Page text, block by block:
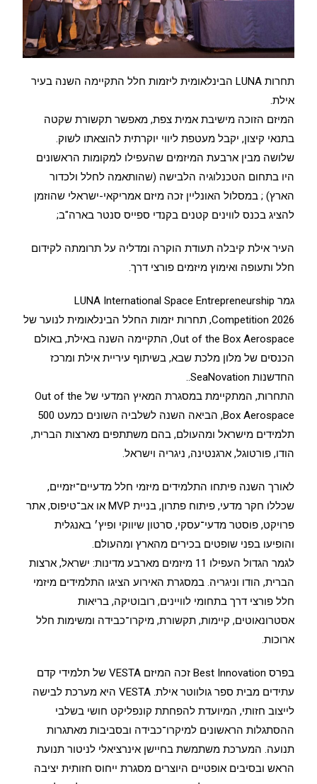
תחרות LUNA הבינלאומית ליזמות חלל התקיימה השנה בעיר
אילת.
המיזם הזוכה מישיבת אמית צפת, מאפשר תקשורת שקטה
בתנאי קיצון, יקבל מעטפת ליווי יוקרתית להוצאתו לשוק.
שלושה מבין ארבעת המיזמים שהעפילו למקומות הראשונים
היו בתחום הטכנלוגיה הלבישה (שהותאמה לחלל ולכדור
הארץ) ; במסלול האונליין זכה מיזם אמריקאי-ישראלי שהוזמן
להציג בכנס לווינים קטנים בקנדי ספייס סנטר בארה"ב;
העיר אילת קיבלה תעודת הוקרה ומדליה על תרומתה לקידום
חלל ותעופה ואימוץ מיזמים פורצי דרך.
גמר LUNA International Space Entrepreneurship
Competition 2026, תחרות יזמות החלל הבינלאומית לנוער של
Out of the Box Aerospace, התקיימה השנה באילת, באולם
הכנסים של מלון מלכת שבא, בשיתוף עיריית אילת ומרכז
החדשנות SeaNovation..
התחרות, המתקיימת במסגרת המאיץ המדעי של Out of the
Box Aerospace, הביאה השנה לשלביה השונים כמעט 500
תלמידים מישראל ומהעולם, בהם משתתפים מארצות הברית,
הודו, פורטוגל, ארגנטינה, ניגריה וישראל.
לאורך השנה פיתחו התלמידים מיזמי חלל מדעיים־יזמיים,
שכללו חקר מדעי, פיתוח פתרון, בניית MVP או אב־טיפוס, אתר
פרויקט, פוסטר מדעי־עסקי, סרטון שיווקי ופיץ׳ באנגלית
והופיעו בפני שופטים בכירים מהארץ ומהעולם.
לגמר הגדול העפילו 11 מיזמים מארבע מדינות: ישראל, ארצות
הברית, הודו וניגריה. במסגרת האירוע הציגו התלמידים מיזמי
חלל פורצי דרך בתחומי לוויינים, רובוטיקה, בריאות
אסטרונאוטים, קיימות, תקשורת, מיקרו־כבידה ומשימות חלל
ארוכות.
בפרס Best Innovation זכה המיזם VESTA של תלמידי קדם
עתידים מבית ספר גולווטר אילת. VESTA היא מערכת לבישה
לייצוב חזותי, המיועדת להפחתת קונפליקט חושי בשלבי
ההסתגלות הראשונים למיקרו־כבידה ובסביבות מאתגרות
תנועה. המערכת משתמשת בחיישן אינרציאלי לניטור תנועת
הראש ובסיבים אופטיים היוצרים מסגרת ייחוס חזותית יציבה